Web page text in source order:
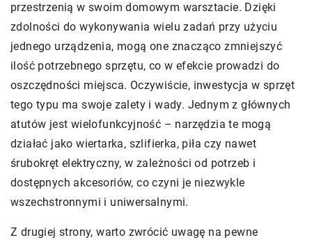
przestrzenią w swoim domowym warsztacie. Dzięki
zdolności do wykonywania wielu zadań przy użyciu
jednego urządzenia, mogą one znacząco zmniejszyć
ilość potrzebnego sprzętu, co w efekcie prowadzi do
oszczędności miejsca. Oczywiście, inwestycja w sprzęt
tego typu ma swoje zalety i wady. Jednym z głównych
atutów jest wielofunkcyjność – narzędzia te mogą
działać jako wiertarka, szlifierka, piła czy nawet
śrubokręt elektryczny, w zależności od potrzeb i
dostępnych akcesoriów, co czyni je niezwykle
wszechstronnymi i uniwersalnymi.
Z drugiej strony, warto zwrócić uwagę na pewne